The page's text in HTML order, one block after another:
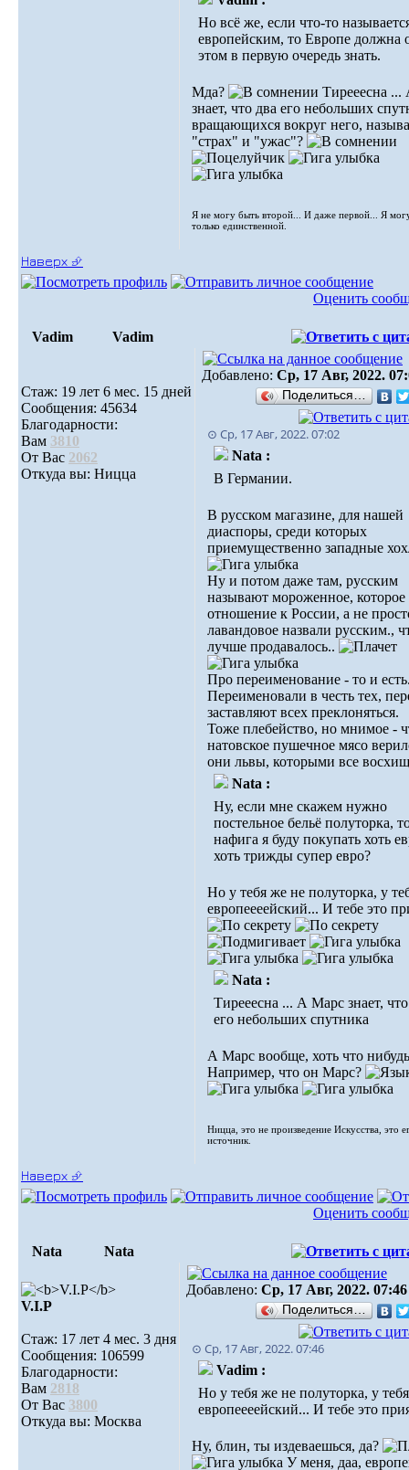
Но всё же, если что-то
европейским, то Европе должна
этом в первую очередь знать.
Мда?
Тирееесна
знает, что два его небольших
вращающихся вокруг него,
"страх" и "ужас"?
Я не могу быть второй... И даже первой... Я
только единственной.
Наверх ⮵
Оценить
Vadim Vadim
Стаж: 19 лет 6 мес. 15 дней
Сообщения: 45634
Благодарности:
Вам 3810
От Вас 2062
Откуда вы: Ницца
Добавлено: Ср, 17 Авг, 2022.
Поделиться…
⊙ Ср, 17 Авг, 2022. 07:02
Nata :
В Германии.
В русском магазине, для нашей
диаспоры, среди которых
приемущественно западные
Ну и потом даже там, русским
называют мороженное, которое
отношение к России, а не
лавандовое назвали русским.,
лучше продавалось..
Про переименование - то и
Переименовали в честь тех,
заставляют всех преклоняться.
Тоже плебейство, но мнимое -
натовское пушечное мясо
они львы, которыми все
Nata :
Ну, если мне скажем нужно
постельное бельё полуторка,
нафига я буду покупать хоть
хоть трижды супер евро?
Но у тебя же не полуторка, у
европеееейский... И тебе это
Nata :
Тирееесна ... А Марс знает,
его небольших спутника
А Марс вообще, хоть что нибудь
Например, что он Марс?
Ницца, это не произведение Искусства, это
источник.
Наверх ⮵
Оценить
Nata Nata
V.I.Р
Стаж: 17 лет 4 мес. 3 дня
Сообщения: 106599
Благодарности:
Вам 2818
От Вас 3800
Откуда вы: Москва
Добавлено: Ср, 17 Авг, 2022. 07:46
Поделиться…
⊙ Ср, 17 Авг, 2022. 07:46
Vadim :
Но у тебя же не полуторка, у тебя
европеееейский... И тебе это
Ну, блин, ты издеваешься, да?
У меня, даа,